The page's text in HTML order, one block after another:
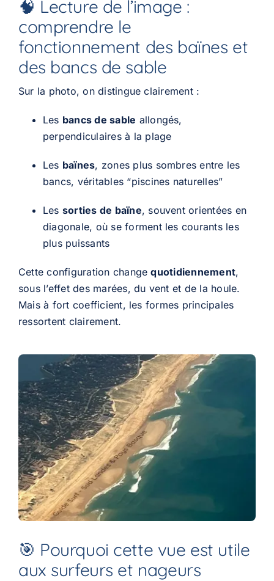
🧠 Lecture de l’image :
comprendre le
fonctionnement des baïnes et
des bancs de sable
Sur la photo, on distingue clairement :
Les bancs de sable allongés,
perpendiculaires à la plage
Les baïnes, zones plus sombres entre les
bancs, véritables “piscines naturelles”
Les sorties de baïne, souvent orientées en
diagonale, où se forment les courants les
plus puissants
Cette configuration changequotidiennement,
sous l’effet des marées, du vent et de la houle.
Mais à fort coefficient, les formes principales
ressortent clairement.
🎯 Pourquoi cette vue est utile
aux surfeurs et nageurs